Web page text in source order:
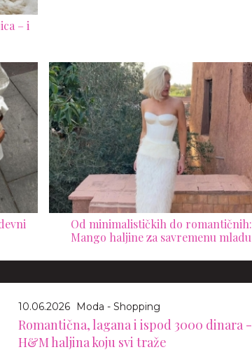
– i
Od minimalističkih do romantičnih:
Mango haljine za savremenu mladu
10.06.2026 Moda - Shopping
Romantična, lagana i ispod 3000 dinara -
H&M haljina koju svi traže